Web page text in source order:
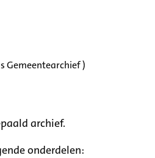
Gemeentearchief )
archief.
onderdelen: